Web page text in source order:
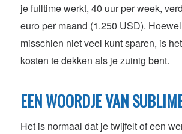
je fulltime werkt, 40 uur per week,
euro per maand (1.250 USD).
misschien niet veel kunt sparen, is
kosten te dekken als je zuinig bent.
EEN WOORDJE VAN
Het is normaal dat je twijfelt of een